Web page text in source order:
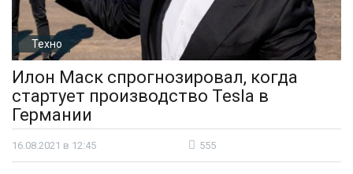
Техно
Илон Маск спрогнозировал, когда
стартует производство Tesla в
Германии
16.08.2021 в 12:45 555